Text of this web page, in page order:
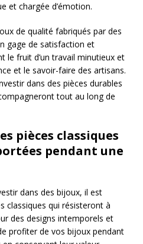
et chargée d’émotion.
de qualité fabriqués par des
gage de satisfaction et
le fruit d’un travail minutieux et
et le savoir-faire des artisans.
dans des pièces durables
tout au long de
pièces classiques
pendant une
dans des bijoux, il est
classiques qui résisteront à
des designs intemporels et
profiter de vos bijoux pendant